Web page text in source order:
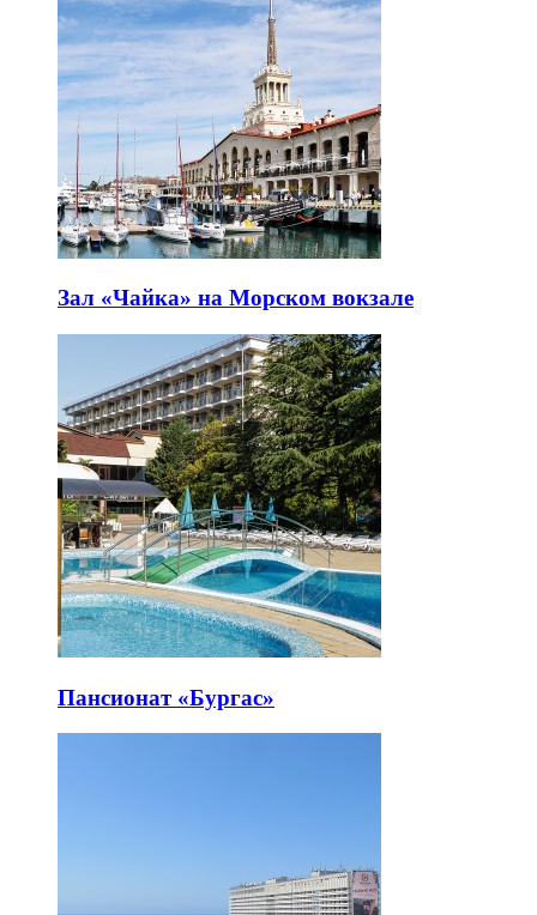
Зал «Чайка» на Морском вокзале
Пансионат «Бургас»